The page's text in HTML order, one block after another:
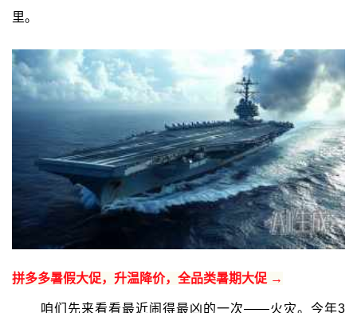
里。
拼多多暑假大促，升温降价，全品类暑期大促 →
咱们先来看看最近闹得最凶的一次——火灾。今年3